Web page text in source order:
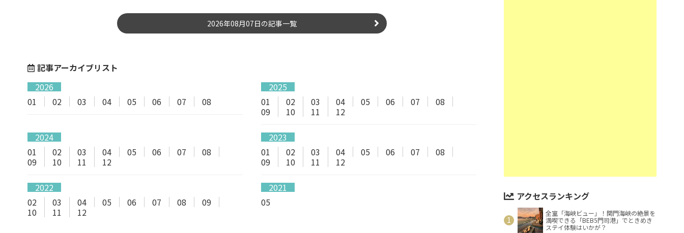
2026年08月07日の記事一覧
記事アーカイブリスト
2026
01
02 03 04 05 06 07 08
2025
01
02 03 04 05 06 07
08
09
10 11 12
2024
01
02 03 04 05 06 07
08
09
10 11 12
2023
01
02 03 04 05 06 07
08
09
10 11 12
2022
02
03 04 05 06 07 08
09
10
11 12
2021
05
アクセスランキング
全室「海峡ビュー」！関門海峡の絶景を
満喫できる「BEB5門司港」でときめき
ステイ体験はいかが？